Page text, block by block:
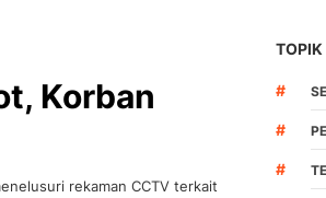
Korban
rekaman CCTV terkait
TOPIK
#
#
#